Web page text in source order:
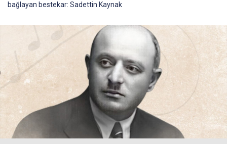
bağlayan bestekar: Sadettin Kaynak